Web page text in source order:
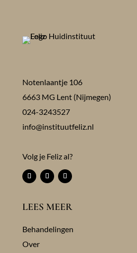
Notenlaantje 106
6663 MG Lent (Nijmegen)
024-3243527
info@instituutfeliz.nl
Volg je Feliz al?
LEES MEER
Behandelingen
Over